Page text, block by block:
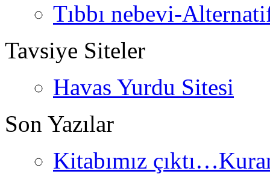
Tıbbı nebevi-
Tavsiye Siteler
Havas Yurdu Sitesi
Son Yazılar
Kitabımız